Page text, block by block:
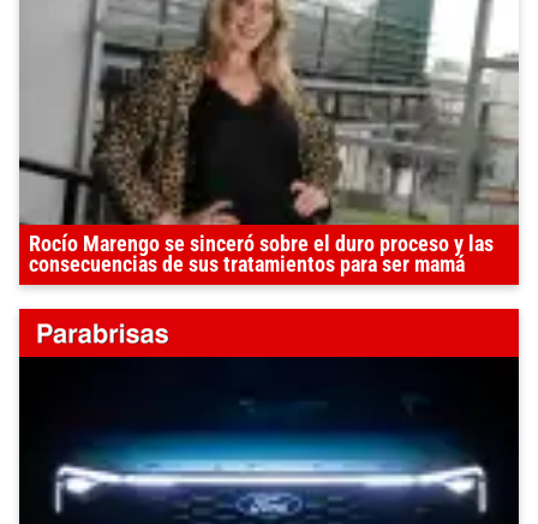
Rocío Marengo se sinceró sobre el duro proceso y las
consecuencias de sus tratamientos para ser mamá